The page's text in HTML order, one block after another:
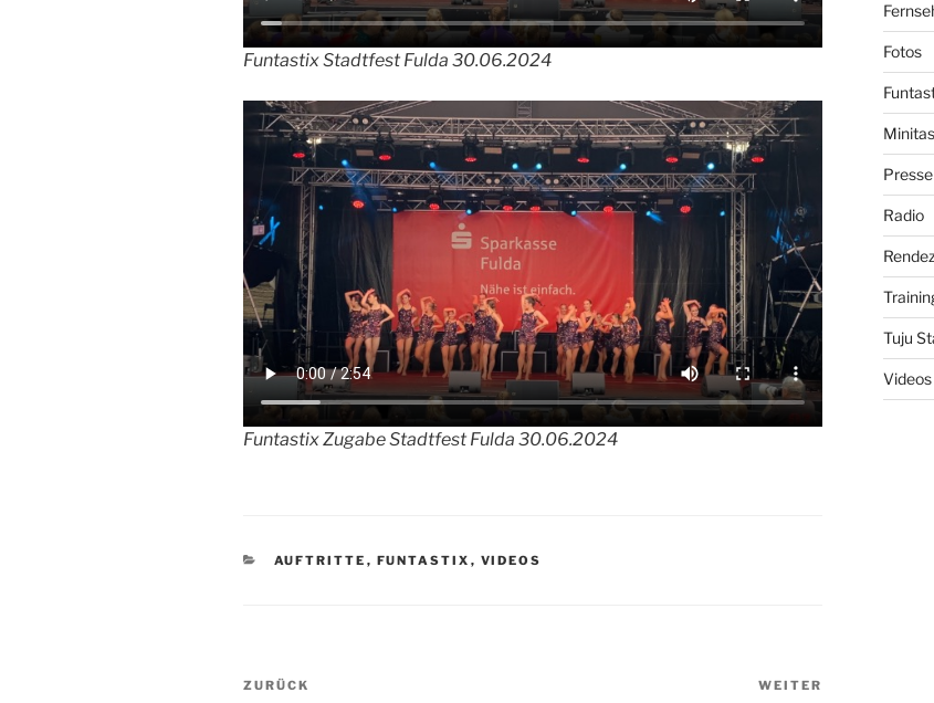
Funtastix Stadtfest Fulda 30.06.2024
Funtastix Zugabe Stadtfest Fulda 30.06.2024
KATEGORIEN
AUFTRITTE , FUNTASTIX , VIDEOS
Beitragsnavigation
Vorheriger
ZURÜCK WEITER
Fotos
Presse
Radio
Tuju
Videos